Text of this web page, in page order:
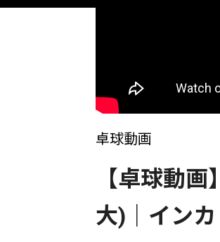
卓球動画
【卓球動
大)｜イン